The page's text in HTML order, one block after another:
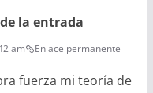
la entrada
am Enlace permanente
fuerza mi teoría de